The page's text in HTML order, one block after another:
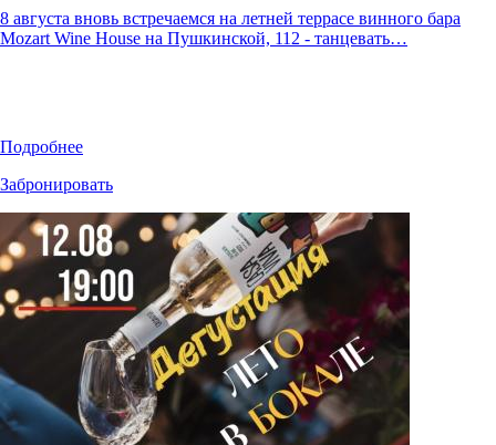
8 августа вновь встречаемся на летней террасе винного бара
Mozart Wine House на Пушкинской, 112 - танцевать…
Подробнее
Забронировать